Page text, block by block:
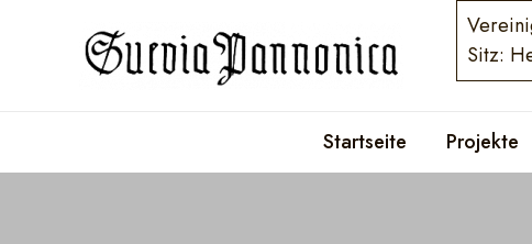
Sitz:
Startseite Projekte
navigation